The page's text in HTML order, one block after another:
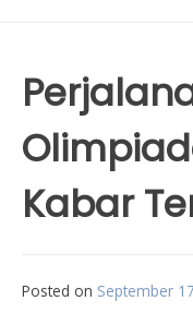
Kabar
Posted on September